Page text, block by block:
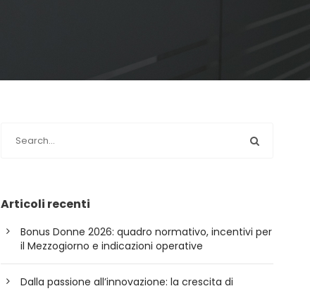
Articoli recenti
Bonus Donne 2026: quadro normativo, incentivi per
il Mezzogiorno e indicazioni operative
Dalla passione all’innovazione: la crescita di